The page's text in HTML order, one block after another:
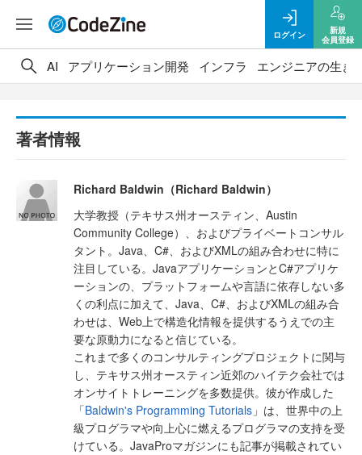
ログイン
新規
会員登録
AI アプリケーション開発 インフラ エンジニアの生き
著者情報
Richard Baldwin（Richard Baldwin）
大学教授（テキサス州オースティン、Austin
Community College）、およびプライベートコンサル
タント。Java、C#、およびXMLの組み合わせに特に
注目している。JavaアプリケーションとC#アプリケ
ーションの、プラットフォームや言語に依存しない多
くの利点に加えて、Java、C#、およびXMLの組み合
わせは、Web上で構造化情報を提供するうえでの主
要な原動力になると信じている。
これまで多くのコンサルティングプロジェクトに関与
し、テキサス州オースティン近郊のハイテク会社では
オンサイトトレーニングを多数提供。彼が作成した
「Baldwin's Programming Tutorials 」は、世界中の上
級プログラマや向上心に燃えるプログラマの支持を受
けている。JavaProマガジンにも記事が掲載されてい